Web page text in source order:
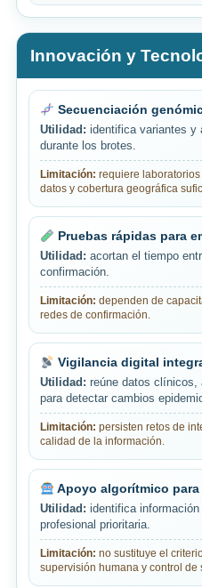
Innovación y
Secuenciación
Utilidad: identifica variantes y
durante los brotes.
Limitación: requiere
datos y cobertura geográfica
Pruebas rápidas para
Utilidad: acortan el tiempo
confirmación.
Limitación: dependen de
redes de confirmación.
Vigilancia digital
Utilidad: reúne datos clínicos,
para detectar cambios
Limitación: persisten retos de
calidad de la información.
Apoyo algorítmico
Utilidad: identifica
profesional prioritaria.
Limitación: no sustituye el
supervisión humana y control de